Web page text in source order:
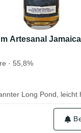
Artesanal
· 55,8%
Long Pond, leicht